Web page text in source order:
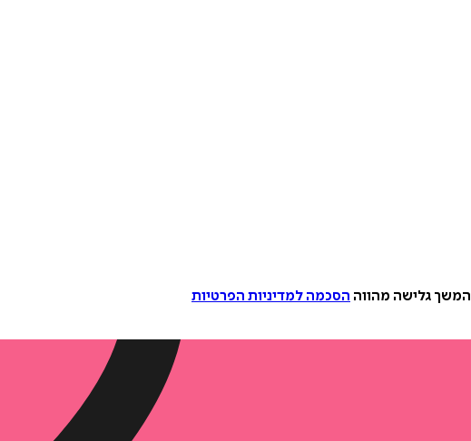
המשך גלישה מהווה הסכמה למדיניות הפרטיות